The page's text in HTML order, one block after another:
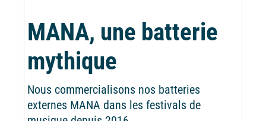
MANA, une batterie
mythique
Nous commercialisons nos batteries
externes MANA dans les festivals de